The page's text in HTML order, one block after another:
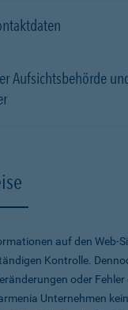
Aufsichtsbehörde
auf den Web-
Kontrolle.
oder Fehler
Unternehmen